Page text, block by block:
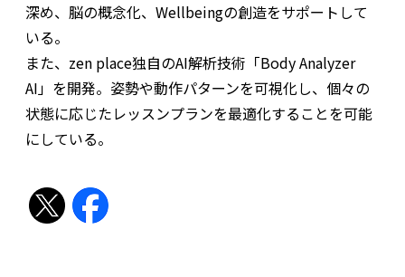
深め、脳の概念化、Wellbeingの創造をサポートして
いる。
また、zen place独⾃のAI解析技術「Body Analyzer
AI」を開発。姿勢や動作パターンを可視化し、個々の
状態に応じたレッスンプランを最適化することを可能
にしている。